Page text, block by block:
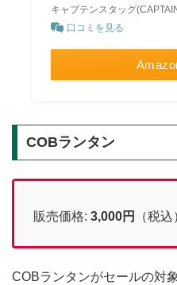
キャプテンスタッグ
口コミを見る
COBランタン
販売価格: 3,000円 （税込
COBランタンがセールの対